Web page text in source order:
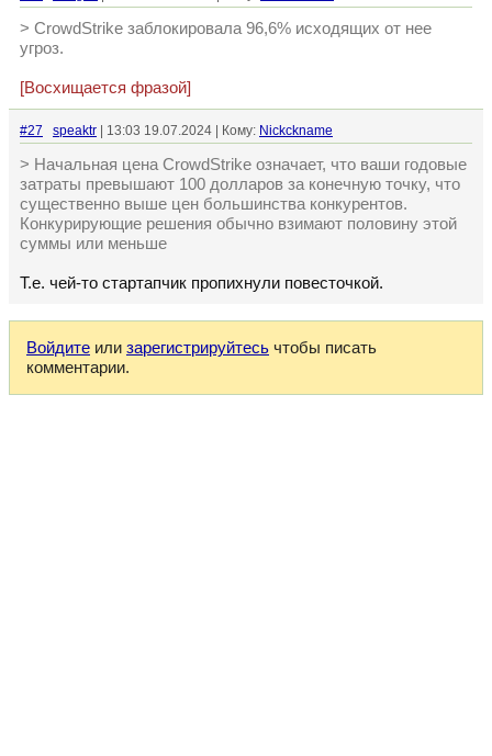
> CrowdStrike заблокировала 96,6% исходящих от нее
угроз.
[Восхищается фразой]
#27 speaktr | 13:03 19.07.2024 | Кому: Nickckname
> Начальная цена CrowdStrike означает, что ваши годовые
затраты превышают 100 долларов за конечную точку, что
существенно выше цен большинства конкурентов.
Конкурирующие решения обычно взимают половину этой
суммы или меньше
Т.е. чей-то стартапчик пропихнули повесточкой.
Войдите или зарегистрируйтесь чтобы писать
комментарии.